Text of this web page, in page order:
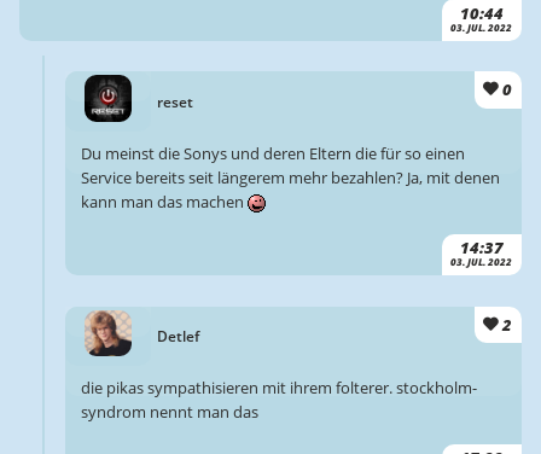
10:44
03. JUL. 2022
reset
0
14:37
03. JUL. 2022
Du meinst die Sonys und deren Eltern die für so einen
Service bereits seit längerem mehr bezahlen? Ja, mit denen
kann man das machen
Detlef
2
die pikas sympathisieren mit ihrem folterer. stockholm-
syndrom nennt man das